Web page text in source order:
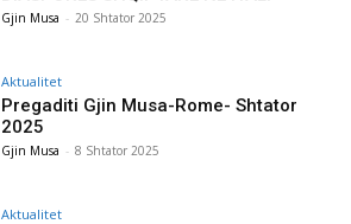
Gjin Musa - 20 Shtator 2025
Aktualitet
Pregaditi Gjin Musa-Rome- Shtator
2025
Gjin Musa - 8 Shtator 2025
Aktualitet